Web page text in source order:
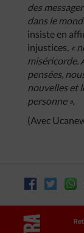
des
dans le
insiste en
injustices, «
miséricorde.
pensées,
nouvelles et
personne ».
(Avec